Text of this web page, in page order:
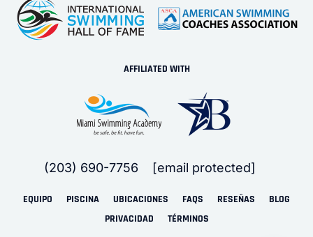
AFFILIATED WITH
(203) 690-7756 [email protected]
EQUIPO PISCINA UBICACIONES FAQS RESEÑAS
BLOG
PRIVACIDAD
TÉRMINOS